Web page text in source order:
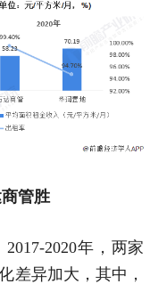
管胜
2020年，两家
差异加大，其中，